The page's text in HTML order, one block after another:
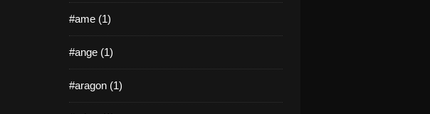
#ame (1)
#ange (1)
#aragon (1)